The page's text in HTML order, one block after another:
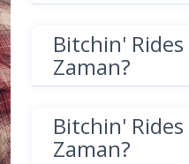
Bitchin' Rides
Zaman?
Bitchin' Rides
Zaman?